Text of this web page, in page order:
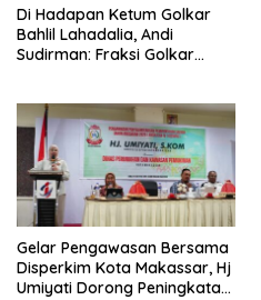
Di Hadapan Ketum Golkar
Bahlil Lahadalia, Andi
Sudirman: Fraksi Golkar
Gelar Pengawasan Bersama
Disperkim Kota Makassar, Hj
Umiyati Dorong Peningkatan